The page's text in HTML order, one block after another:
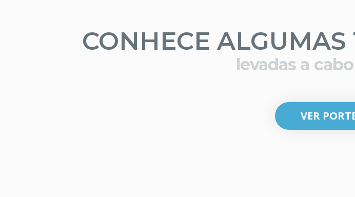
CONHECE
levadas a
VER